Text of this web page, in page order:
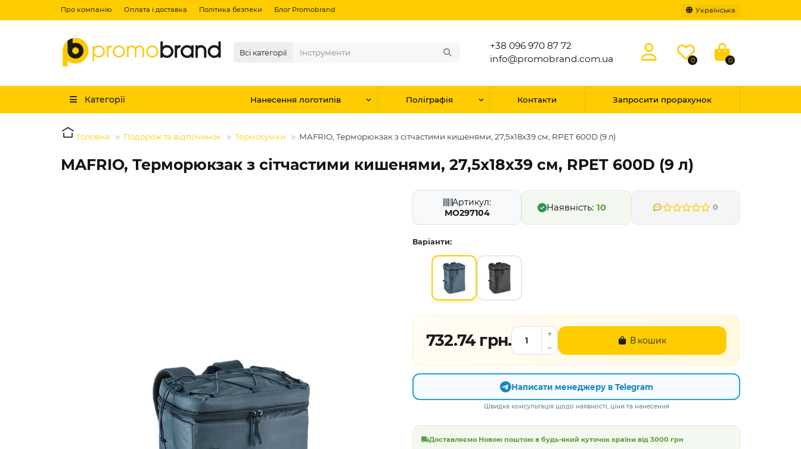
Про компанію Оплата і доставка Політика безпеки Блог Promobrand Українська
Всі категорії
+38 096 970 87 72
info@promobrand.com.ua
0 0
Категорії Нанесення логотипів Поліграфія Контакти Запросити прорахунок
Головна Подорож та відпочинок Термосумки MAFRIO, Терморюкзак з сітчастими кишенями, 27,5х18х39 см, RPET 600D (9 л)
MAFRIO, Терморюкзак з сітчастими кишенями, 27,5х18х39 см, RPET 600D (9 л)
Артикул:
MO297104
10 0
Варіанти:
732.74 грн. В кошик
Написати менеджеру в Telegram
Швидка консультація щодо наявності, ціни та нанесення
Доставляємо Новою поштою в будь-який куточок країни від 3000 грн